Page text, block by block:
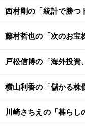
西村剛の「統計で勝つ
藤村哲也の「次のお宝
戸松信博の「海外投資
横山利香の「儲かる株
川崎さちえの「暮らし